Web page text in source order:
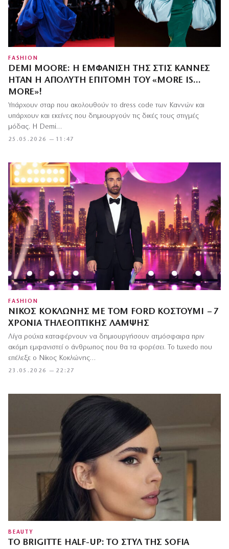
FASHION
DEMI MOORE: Η ΕΜΦΆΝΙΣΉ ΤΗΣ ΣΤΙΣ ΚΆΝΝΕΣ
ΉΤΑΝ Η ΑΠΌΛΥΤΗ ΕΠΙΤΟΜΉ ΤΟΥ «MORE IS…
MORE»!
25.05.2026 — 11:47
Υπάρχουν σταρ που ακολουθούν το dress code των Καννών και
υπάρχουν και εκείνες που δημιουργούν τις δικές τους στιγμές
μόδας. Η Demi…
FASHION
ΝΊΚΟΣ ΚΟΚΛΏΝΗΣ ΜΕ TOM FORD ΚΟΣΤΟΎΜΙ – 7
ΧΡΌΝΙΑ ΤΗΛΕΟΠΤΙΚΉΣ ΛΆΜΨΗΣ
23.05.2026 — 22:27
Λίγα ρούχα καταφέρνουν να δημιουργήσουν ατμόσφαιρα πριν
ακόμη εμφανιστεί ο άνθρωπος που θα τα φορέσει. Το tuxedo που
επέλεξε ο Νίκος Κοκλώνης…
BEAUTY
ΤΟ BRIGITTE HALF-UP: ΤΟ ΣΤΥΛ ΤΗΣ SOFIA